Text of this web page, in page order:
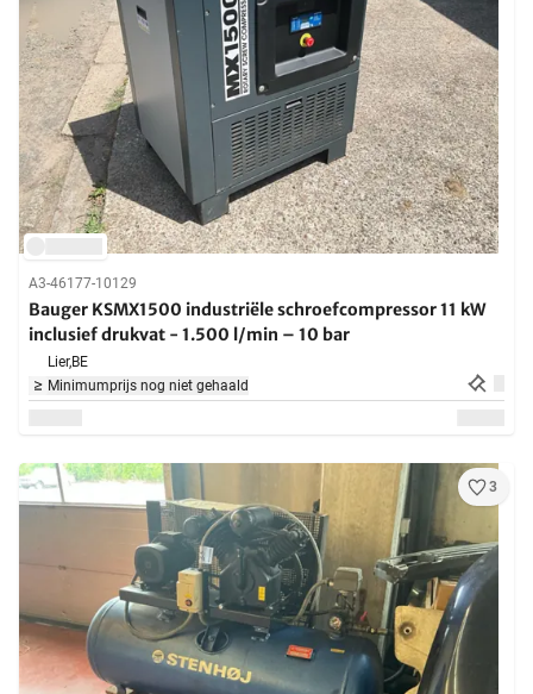
A3-46177-10129
Bauger KSMX1500 industriële schroefcompressor 11 kW
inclusief drukvat - 1.500 l/min – 10 bar
Lier,BE
Minimumprijs nog niet gehaald
3